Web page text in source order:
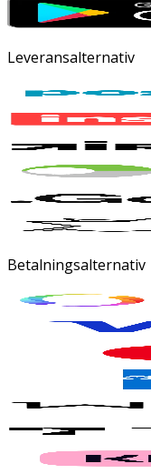
Leveransalternativ
Betalningsalternativ